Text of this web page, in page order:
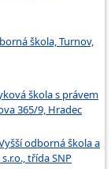
škola, Turnov,
škola s právem
365/9, Hradec
odborná škola a
třída SNP